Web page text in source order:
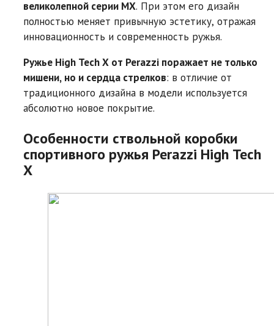
великолепной серии MX. При этом его дизайн
полностью меняет привычную эстетику, отражая
инновационность и современность ружья.
Ружье High Tech X от Perazzi поражает не только
мишени, но и сердца стрелков: в отличие от
традиционного дизайна в модели используется
абсолютно новое покрытие.
Особенности ствольной коробки
спортивного ружья Perazzi High Tech
X